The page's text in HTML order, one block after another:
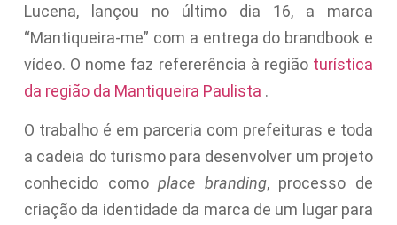
Lucena, lançou no último dia 16, a marca
“Mantiqueira-me” com a entrega do brandbook e
vídeo. O nome faz refererência à região turística
da região da Mantiqueira Paulista .
O trabalho é em parceria com prefeituras e toda
a cadeia do turismo para desenvolver um projeto
conhecido comoplace branding, processo de
criação da identidade da marca de um lugar para